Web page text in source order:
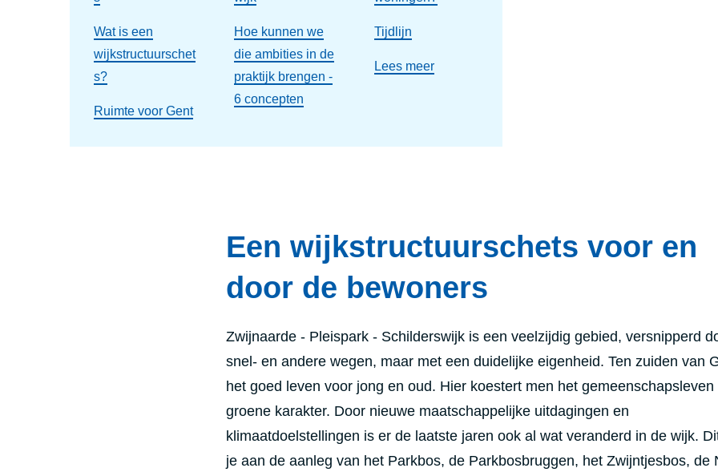
Wat is een
wijkstructuurschet
s?
Ruimte voor Gent
Hoe kunnen we
die ambities in de
praktijk brengen -
6 concepten
Tijdlijn
Lees meer
Een wijkstructuurschets voor en
door de bewoners
Zwijnaarde - Pleispark - Schilderswijk is een veelzijdig gebied, versnipperd
snel- en andere wegen, maar met een duidelijke eigenheid. Ten zuiden van
het goed leven voor jong en oud. Hier koestert men het gemeenschapsleven
groene karakter. Door nieuwe maatschappelijke uitdagingen en
klimaatdoelstellingen is er de laatste jaren ook al wat veranderd in de wijk.
je aan de aanleg van het Parkbos, de Parkbosbruggen, het Zwijntjesbos, de